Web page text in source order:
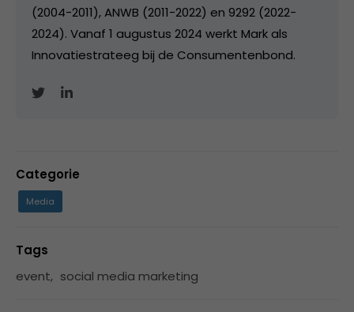
(2004-2011), ANWB (2011-2022) en 9292 (2022-
2024). Vanaf 1 augustus 2024 werkt Mark als
Innovatiestrateeg bij de Consumentenbond.
Categorie
Media
Tags
event, social media marketing